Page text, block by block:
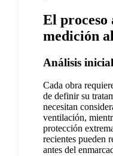
El proceso
medición
Análisis
Cada obra
de definir su
necesitan
ventilación,
protección
recientes pueden
antes del